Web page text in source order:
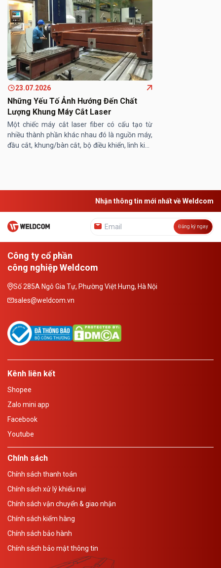
23.07.2026
Những Yếu Tố Ảnh Hướng Đến Chất
Lượng Khung Máy Cắt Laser
Một chiếc máy cắt laser fiber có cấu tạo từ
nhiều thành phần khác nhau đó là nguồn máy,
đầu cắt, khung/bàn cắt, bộ điều khiển, linh kiện
Nhận thông tin mới nhất về Weldcom
Đăng ký ngay
Công ty cổ phần
công nghiệp Weldcom
Số 285A Ngô Gia Tự, Phường Việt Hưng, Hà Nội
sales@weldcom.vn
Kênh liên kết
Shopee
Zalo mini app
Facebook
Youtube
Chính sách
Chính sách thanh toán
Chính sách xử lý khiếu nại
Chính sách vận chuyển & giao nhận
Chính sách kiểm hàng
Chính sách bảo hành
Chính sách bảo mật thông tin